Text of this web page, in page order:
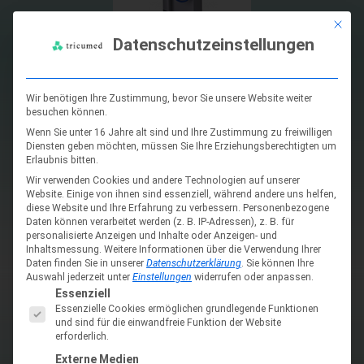
2004
Abschluß der Entwicklung des ersten „geMIMten“ Port
titus®mit „Klick“-Verschluß zur venösen Anwendung
2003
Entwicklung des ersten Ports für die spinale Anwendung:
Mit
Datenschutzeinstellungen
Wir benötigen Ihre Zustimmung, bevor Sie unsere Website weiter
besuchen können.
Wenn Sie unter 16 Jahre alt sind und Ihre Zustimmung zu freiwilligen
Diensten geben möchten, müssen Sie Ihre Erziehungsberechtigten um
Erlaubnis bitten.
Wir verwenden Cookies und andere Technologien auf unserer
Website. Einige von ihnen sind essenziell, während andere uns helfen,
diese Website und Ihre Erfahrung zu verbessern. Personenbezogene
Daten können verarbeitet werden (z. B. IP-Adressen), z. B. für
personalisierte Anzeigen und Inhalte oder Anzeigen- und
Inhaltsmessung. Weitere Informationen über die Verwendung Ihrer
Daten finden Sie in unserer Datenschutzerklärung. Sie können Ihre
Auswahl jederzeit unter Einstellungen widerrufen oder anpassen.
Es folgt eine Liste der Service-Gruppen, für die eine
Essenziell
Essenzielle Cookies ermöglichen grundlegende Funktionen
und sind für die einwandfreie Funktion der Website
erforderlich.
Externe Medien